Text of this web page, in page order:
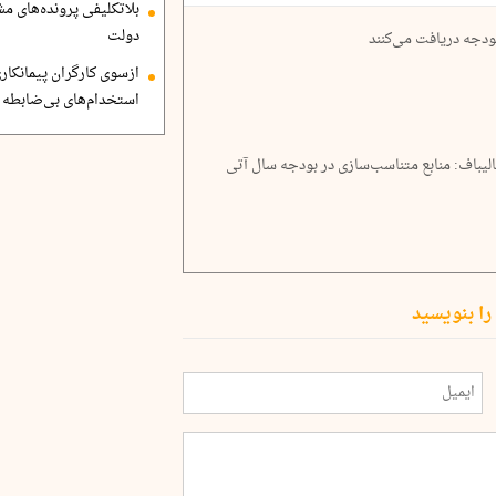
منابع متناسب‌سازی در بودجه سال آتی
بنویسید
بلاتکلیفی
دولت
ازسوی کارگران
استخدام‌های بی‌ضابطه